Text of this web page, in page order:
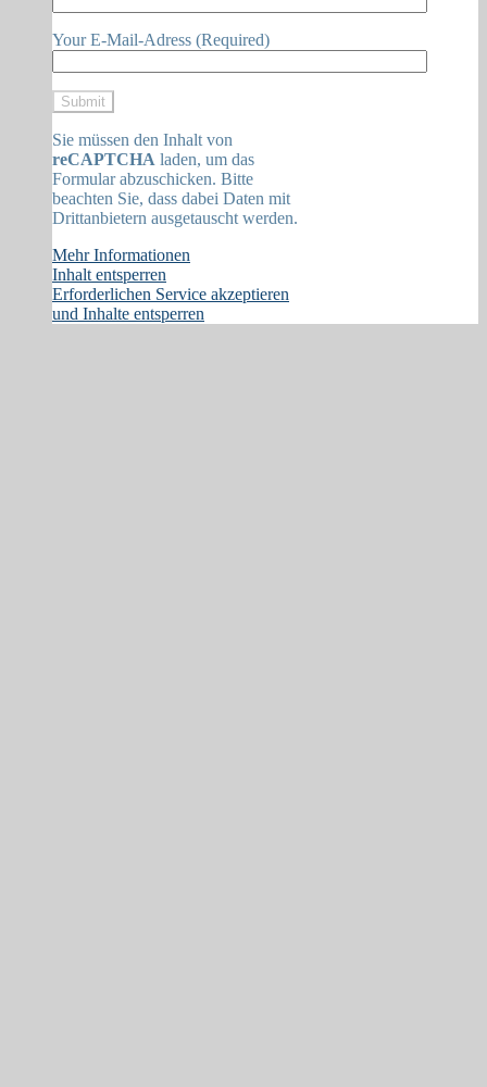
Your E-Mail-Adress (Required)
Sie müssen den Inhalt von
reCAPTCHA laden, um das
Formular abzuschicken. Bitte
beachten Sie, dass dabei Daten mit
Drittanbietern ausgetauscht werden.
Mehr Informationen
Inhalt entsperren
Erforderlichen Service akzeptieren
und Inhalte entsperren